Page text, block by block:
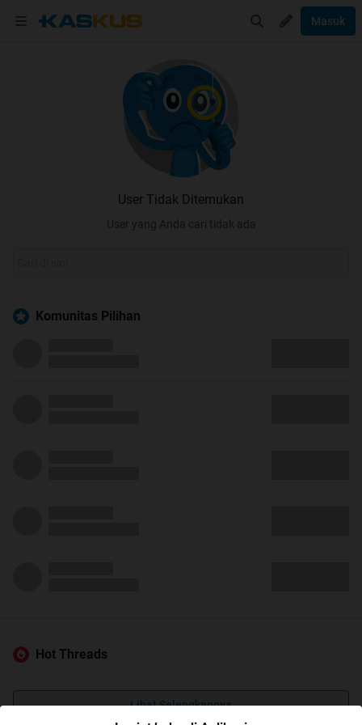
Masuk
User Tidak Ditemukan
User yang Anda cari tidak ada
Komunitas Pilihan
Hot Threads
Lihat Selengkapnya